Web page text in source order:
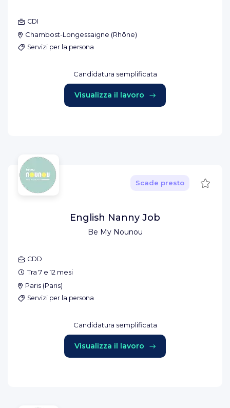
CDI
Chambost-Longessaigne (Rhône)
Servizi per la persona
Candidatura semplificata
Visualizza il lavoro
Be My Nounou
Scade presto Salva
English Nanny Job
CDD
Tra 7 e 12 mesi
Paris (Paris)
Servizi per la persona
Candidatura semplificata
Visualizza il lavoro